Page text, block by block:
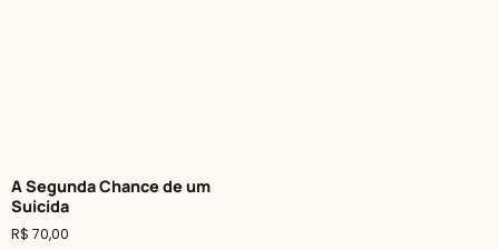
A Segunda Chance de um
Suicida
R$ 70,00